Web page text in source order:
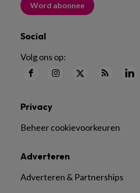
Word abonnee
Social
Volg ons op:
Adverteren
Adverteren & Partnerships
Privacy
Beheer cookievoorkeuren